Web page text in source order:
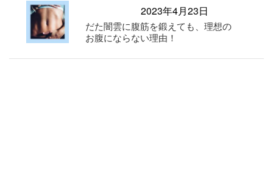
2023年4月23日
だた闇雲に腹筋を鍛えても、理想の
お腹にならない理由！